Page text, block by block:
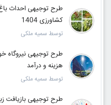
طرح توجیهی احداث
کشاورزی 1404
توسط سمیه ملکی
هزینه و درآمد
توسط سمیه ملکی
طرح توجیهی بازیافت